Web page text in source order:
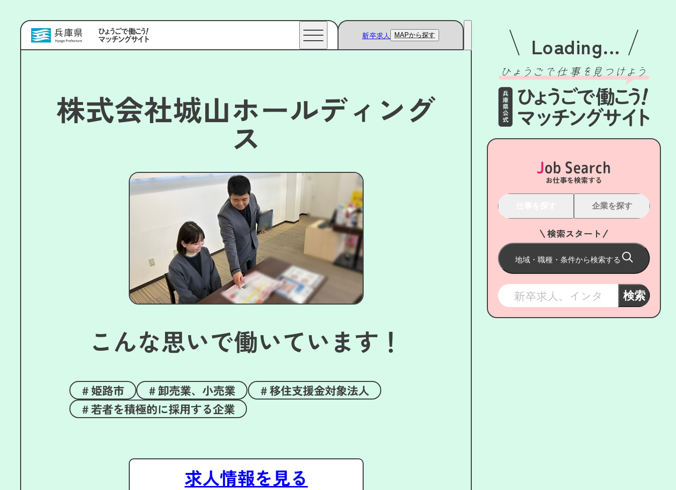
Loading...
Job Search
お仕事を検索する
企業を探す
検索スタート
地域・職種・条件から検索する
検索
新卒求人 MAPから探す
株式会社城山ホールディング
ス
こんな思いで働いています！
姫路市 卸売業、小売業
移住支援金対象法人
若者を積極的に採用する企業
求人情報を見る